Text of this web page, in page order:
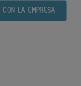
CON LA EMPRESA